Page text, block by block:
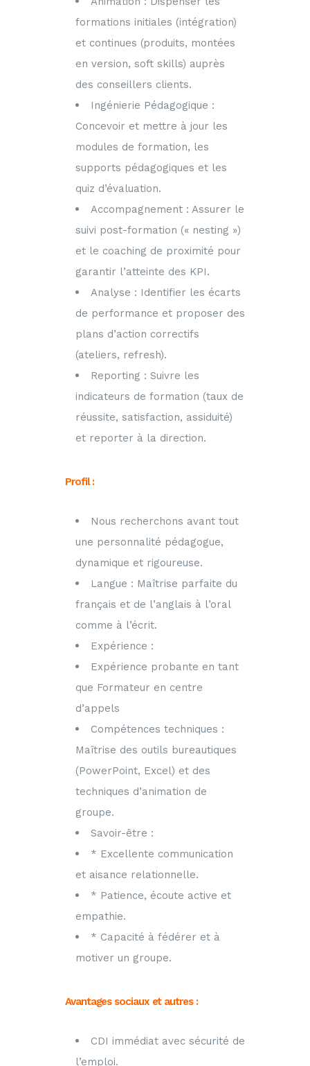
formations initiales (intégration)
et continues (produits, montées
en version, soft skills) auprès
des conseillers clients.
Ingénierie Pédagogique :
Concevoir et mettre à jour les
modules de formation, les
supports pédagogiques et les
quiz d’évaluation.
Accompagnement : Assurer le
suivi post-formation (« nesting »)
et le coaching de proximité pour
garantir l’atteinte des KPI.
Analyse : Identifier les écarts
de performance et proposer des
plans d’action correctifs
(ateliers, refresh).
Reporting : Suivre les
indicateurs de formation (taux de
réussite, satisfaction, assiduité)
et reporter à la direction.
Profil :
Nous recherchons avant tout
une personnalité pédagogue,
dynamique et rigoureuse.
Langue : Maîtrise parfaite du
français et de l’anglais à l’oral
comme à l’écrit.
Expérience :
Expérience probante en tant
que Formateur en centre
d’appels
Compétences techniques :
Maîtrise des outils bureautiques
(PowerPoint, Excel) et des
techniques d’animation de
groupe.
Savoir-être :
* Excellente communication
et aisance relationnelle.
* Patience, écoute active et
empathie.
* Capacité à fédérer et à
motiver un groupe.
Avantages sociaux et autres :
CDI immédiat avec sécurité de
l’emploi.